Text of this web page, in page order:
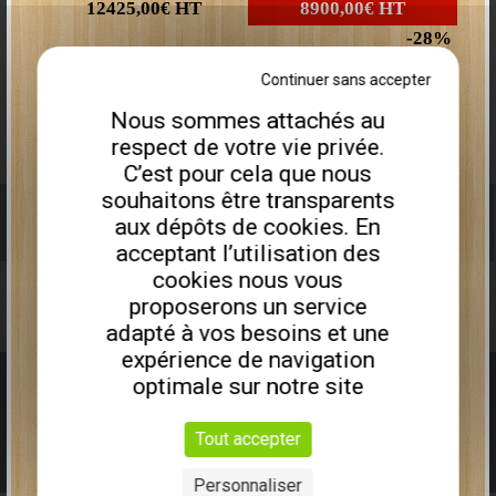
12425,00€HT 8900,00€HT
28
disponibles
Remorque porte engin PEA675I
HT 6990,00€
GODET GRAND VOLUME RENFORCÉ
Homologué route Boutique en ligne
Nous sommes attachés au
respect de votre vie privée.
C’est pour cela que nous
souhaitons être transparents
aux dépôts de cookies. En
acceptant l’utilisation des
cookies nous vous
proposerons un service
adapté à vos besoins et une
expérience de navigation
optimale sur notre site
Tout accepter
Continuer sans accepter
Personnaliser